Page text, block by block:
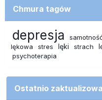
Chmura tagów
depresja
lękowa
stres lęki strach
psychoterapia
Ostatnio